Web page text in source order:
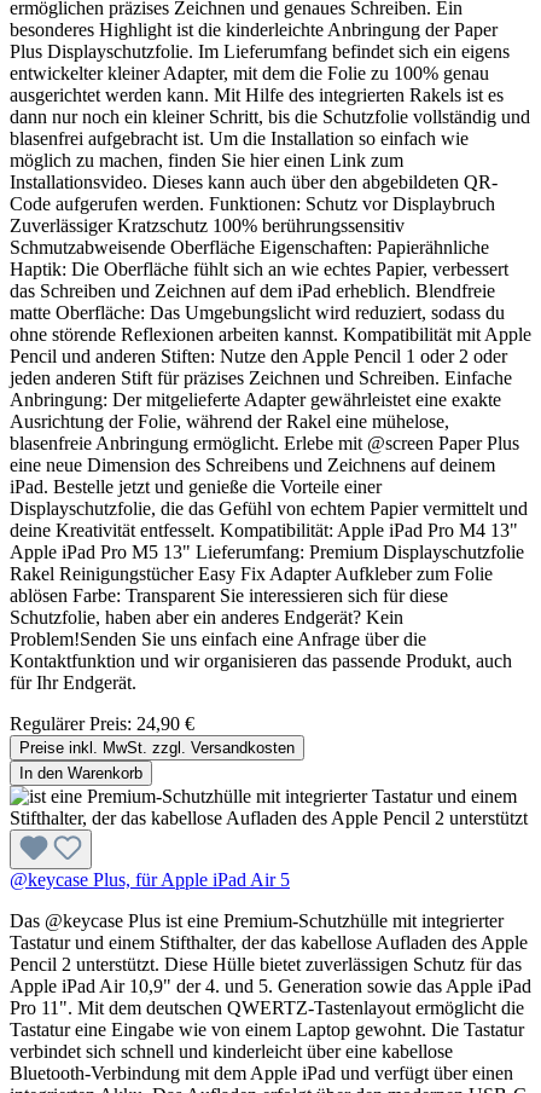
ermöglichen präzises Zeichnen und genaues Schreiben. Ein
besonderes Highlight ist die kinderleichte Anbringung der Paper
Plus Displayschutzfolie. Im Lieferumfang befindet sich ein eigens
entwickelter kleiner Adapter, mit dem die Folie zu 100% genau
ausgerichtet werden kann. Mit Hilfe des integrierten Rakels ist es
dann nur noch ein kleiner Schritt, bis die Schutzfolie vollständig und
blasenfrei aufgebracht ist. Um die Installation so einfach wie
möglich zu machen, finden Sie hier einen Link zum
Installationsvideo. Dieses kann auch über den abgebildeten QR-
Code aufgerufen werden. Funktionen: Schutz vor Displaybruch
Zuverlässiger Kratzschutz 100% berührungssensitiv
Schmutzabweisende Oberfläche Eigenschaften: Papierähnliche
Haptik: Die Oberfläche fühlt sich an wie echtes Papier, verbessert
das Schreiben und Zeichnen auf dem iPad erheblich. Blendfreie
matte Oberfläche: Das Umgebungslicht wird reduziert, sodass du
ohne störende Reflexionen arbeiten kannst. Kompatibilität mit Apple
Pencil und anderen Stiften: Nutze den Apple Pencil 1 oder 2 oder
jeden anderen Stift für präzises Zeichnen und Schreiben. Einfache
Anbringung: Der mitgelieferte Adapter gewährleistet eine exakte
Ausrichtung der Folie, während der Rakel eine mühelose,
blasenfreie Anbringung ermöglicht. Erlebe mit @screen Paper Plus
eine neue Dimension des Schreibens und Zeichnens auf deinem
iPad. Bestelle jetzt und genieße die Vorteile einer
Displayschutzfolie, die das Gefühl von echtem Papier vermittelt und
deine Kreativität entfesselt. Kompatibilität: Apple iPad Pro M4 13"
Apple iPad Pro M5 13" Lieferumfang: Premium Displayschutzfolie
Rakel Reinigungstücher Easy Fix Adapter Aufkleber zum Folie
ablösen Farbe: Transparent Sie interessieren sich für diese
Schutzfolie, haben aber ein anderes Endgerät? Kein
Problem!Senden Sie uns einfach eine Anfrage über die
Kontaktfunktion und wir organisieren das passende Produkt, auch
für Ihr Endgerät.
Regulärer Preis: 24,90 €
Preise inkl. MwSt. zzgl. Versandkosten
In den Warenkorb
@keycase Plus, für Apple iPad Air 5
Das @keycase Plus ist eine Premium-Schutzhülle mit integrierter
Tastatur und einem Stifthalter, der das kabellose Aufladen des Apple
Pencil 2 unterstützt. Diese Hülle bietet zuverlässigen Schutz für das
Apple iPad Air 10,9" der 4. und 5. Generation sowie das Apple iPad
Pro 11". Mit dem deutschen QWERTZ-Tastenlayout ermöglicht die
Tastatur eine Eingabe wie von einem Laptop gewohnt. Die Tastatur
verbindet sich schnell und kinderleicht über eine kabellose
Bluetooth-Verbindung mit dem Apple iPad und verfügt über einen